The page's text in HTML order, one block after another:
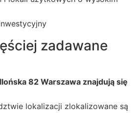
zadawane
82 Warszawa znajdują się
lokalizacji zlokalizowane są